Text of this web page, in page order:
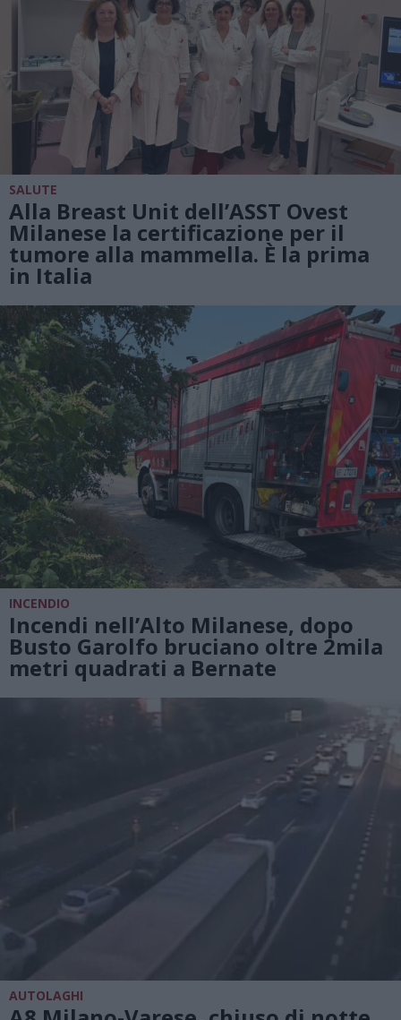
SALUTE
Alla Breast Unit dell’ASST Ovest
Milanese la certificazione per il
tumore alla mammella. È la prima
in Italia
INCENDIO
Incendi nell’Alto Milanese, dopo
Busto Garolfo bruciano oltre 2mila
metri quadrati a Bernate
AUTOLAGHI